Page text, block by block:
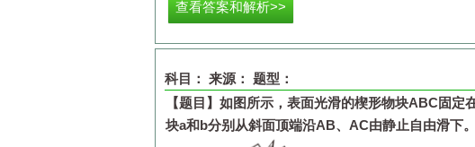
C.b 棒放上导轨后，物块
D.b棒放上导轨后，a棒中电流大小是
查看答案和解析>>
科目： 来源： 题型：
【题目】 如图所示，表面光滑的楔形物块ABC固定
块a和b分别从斜面顶端沿AB、 AC由静止自由滑下